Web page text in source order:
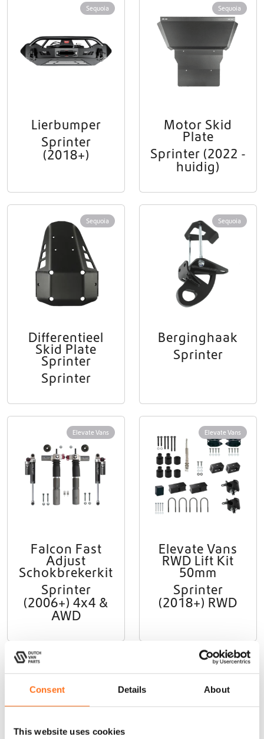
Consent Details About
This website uses cookies
Sequoia
Lierbumper
Sprinter
(2018+)
Sequoia
Motor Skid
Plate
Sprinter (2022 -
huidig)
Sequoia
Differentieel
Skid Plate
Sprinter
Sprinter
Sequoia
Berginghaak
Sprinter
Elevate Vans
Falcon Fast
Adjust
Schokbrekerkit
Sprinter
(2006+) 4x4 &
AWD
Elevate Vans
Elevate Vans
RWD Lift Kit
50mm
Sprinter
(2018+) RWD